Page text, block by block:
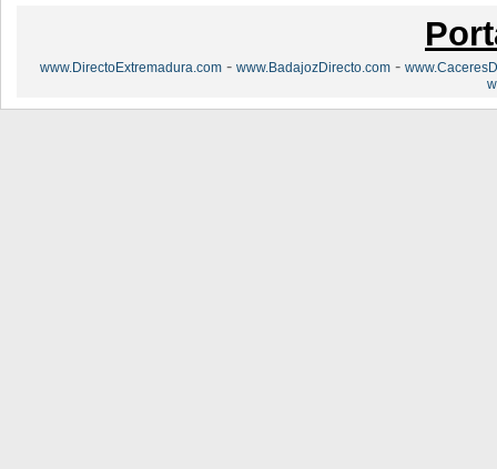
www.DirectoExtremadura.com - www.BadajozDirecto.com -